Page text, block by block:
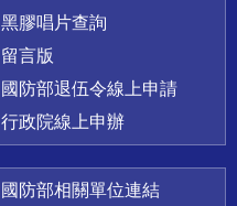
黑膠唱片查詢
留言版
國防部退伍令線上申請
行政院線上申辦
國防部相關單位連結